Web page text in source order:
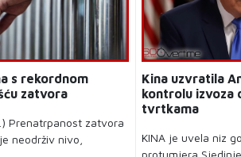
s rekordnom
zatvora
Prenatrpanost zatvora
neodrživ nivo,
Kina uzvratila
kontrolu izvoza
tvrtkama
KINA je uvela niz